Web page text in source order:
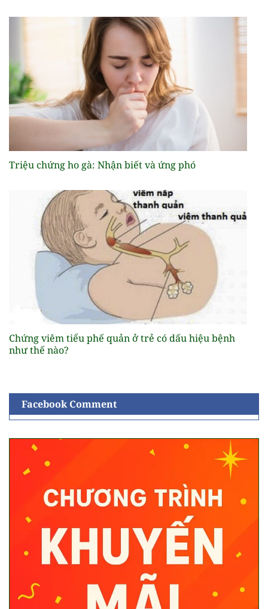
Triệu chứng ho gà: Nhận biết và ứng phó
Chứng viêm tiểu phế quản ở trẻ có dấu hiệu bệnh
như thế nào?
Facebook Comment